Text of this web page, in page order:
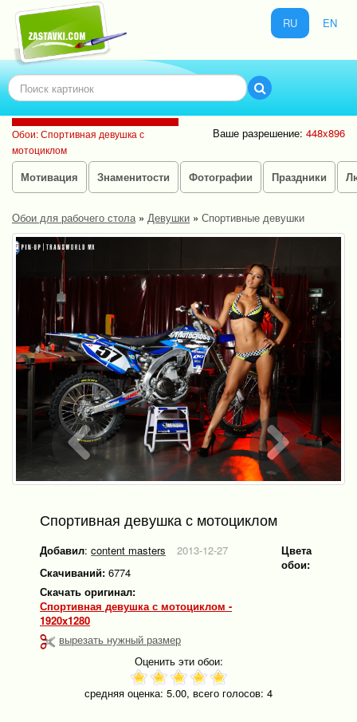
RU EN
Обои: Спортивная девушка с
мотоциклом
Ваше разрешение: 448x896
Мотивация Знаменитости Фотографии Праздники
Обои для рабочего стола» Девушки » Спортивные девушки
Спортивная девушка с мотоциклом
Добавил: content masters
2013-12-27
Скачиваний: 6774
Скачать оригинал:
Спортивная девушка с мотоциклом -
1920x1280
вырезать нужный размер
Цвета
обои:
Оценить эти обои:
средняя оценка: 5.00, всего голосов: 4